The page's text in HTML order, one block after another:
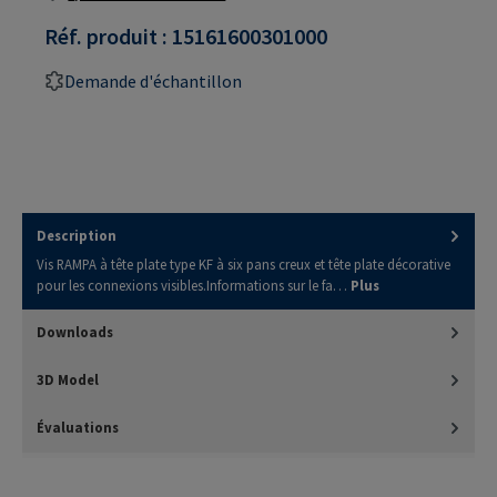
Réf. produit : 15161600301000
Demande d'échantillon
Description
Vis RAMPA à tête plate type KF à six pans creux et tête plate décorative
pour les connexions visibles.Informations sur le fa… Plus
Downloads
3D Model
Évaluations